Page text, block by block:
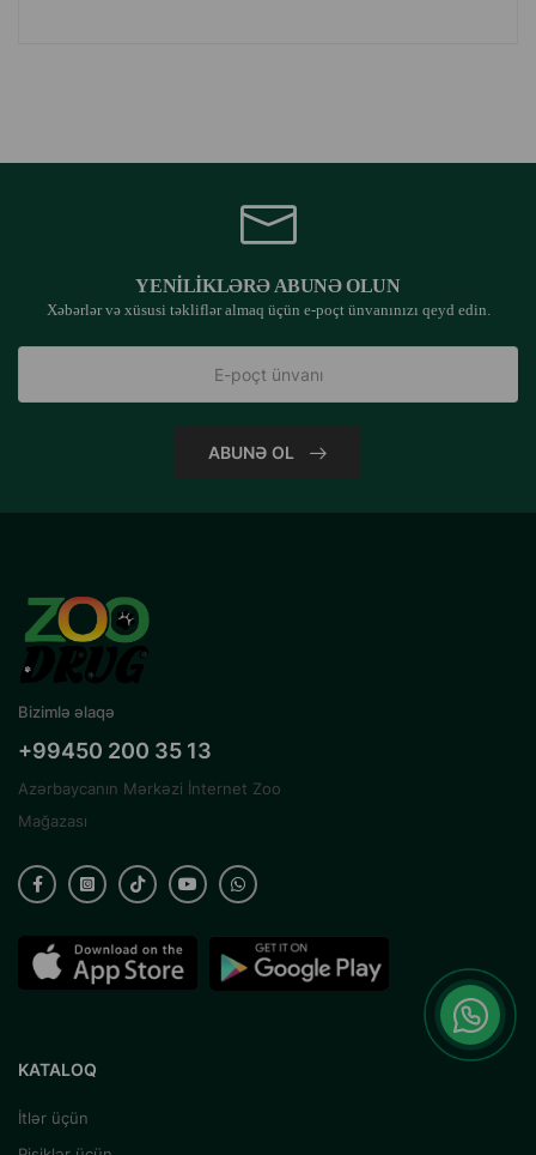
YENILIKLƏRƏ ABUNƏ OLUN
Xəbərlər və xüsusi təkliflər almaq üçün e-poçt ünvanınızı qeyd edin.
ABUNƏ OL
Bizimlə əlaqə
+99450 200 35 13
Azərbaycanın Mərkəzi İnternet Zoo
Mağazası
KATALOQ
İtlər üçün